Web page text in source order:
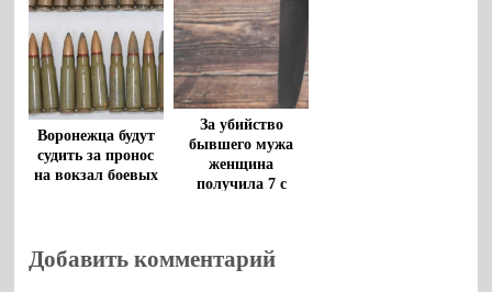
Воронежца будут
судить за пронос
на вокзал боевых
За убийство
бывшего мужа
женщина
получила 7 с
Добавить комментарий